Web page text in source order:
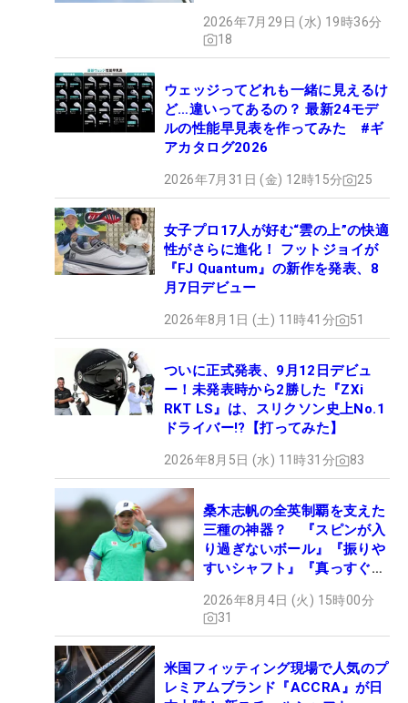
2026年7月29日 (水) 19時36分
18
ウェッジってどれも一緒に見えるけ
ど…違いってあるの？ 最新24モデ
ルの性能早見表を作ってみた #ギ
アカタログ2026
2026年7月31日 (金) 12時15分 25
女子プロ17人が好む“雲の上”の快適
性がさらに進化！ フットジョイが
『FJ Quantum』の新作を発表、8
月7日デビュー
2026年8月1日 (土) 11時41分 51
ついに正式発表、9月12日デビュ
ー！未発表時から2勝した『ZXi
RKT LS』は、スリクソン史上No.1
ドライバー!?【打ってみた】
2026年8月5日 (水) 11時31分 83
桑木志帆の全英制覇を支えた
三種の神器？ 『スピンが入
り過ぎないボール』『振りや
すいシャフト』『真っすぐ飛
セッティング
2026年8月4日 (火) 15時00分
31
米国フィッティング現場で人気のプ
レミアムブランド『ACCRA』が日